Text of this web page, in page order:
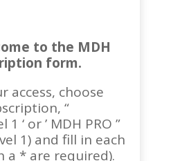
to the MDH
form.
access, choose
“
‘ or ’ MDH PRO ”
1) and fill in each
a * are required).